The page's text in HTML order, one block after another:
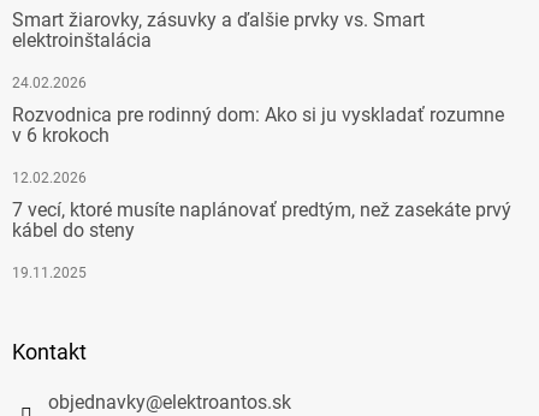
Smart žiarovky, zásuvky a ďalšie prvky vs. Smart
elektroinštalácia
24.02.2026
Rozvodnica pre rodinný dom: Ako si ju vyskladať rozumne
v 6 krokoch
12.02.2026
7 vecí, ktoré musíte naplánovať predtým, než zasekáte prvý
kábel do steny
19.11.2025
Kontakt
objednavky@elektroantos.sk